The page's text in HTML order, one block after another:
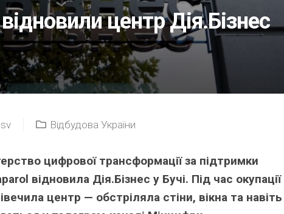
центр Дія.Бізнес
sv Відбудова України
цифрової трансформації за підтримки
відновила Дія.Бізнес у Бучі. Під час окупації
центр — обстріляла стіни, вікна та навіть